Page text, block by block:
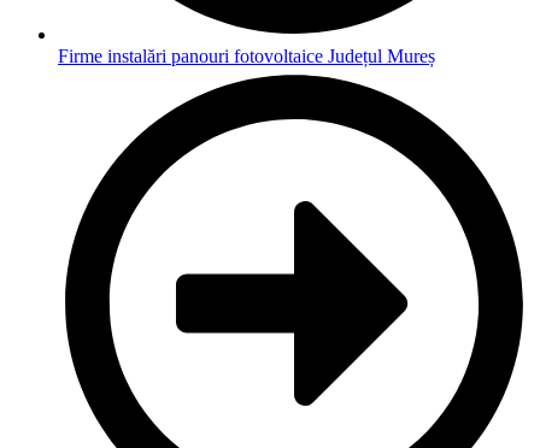
Firme instalări panouri fotovoltaice Județul Mureș